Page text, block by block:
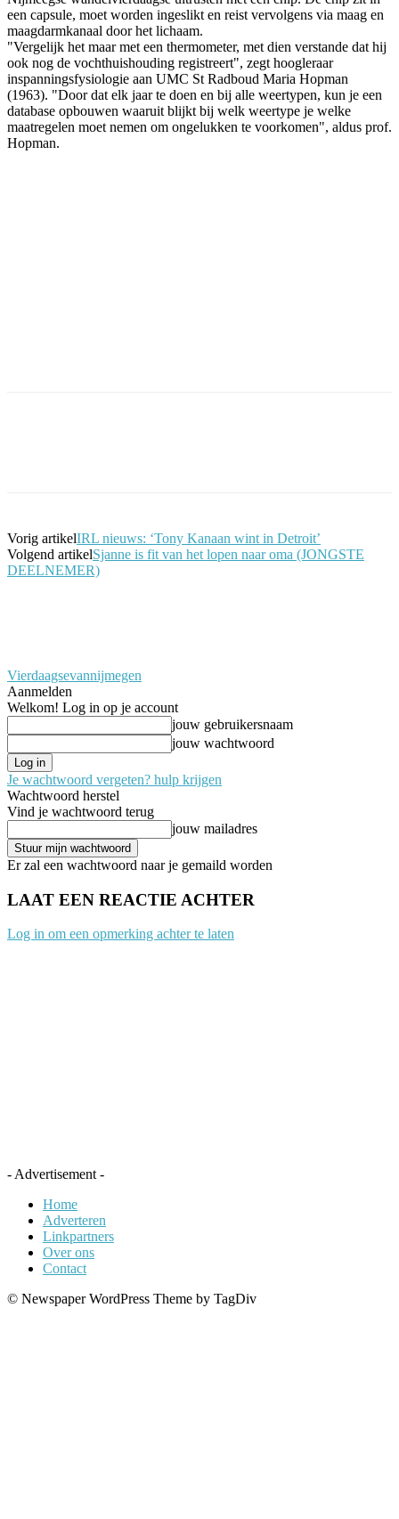
een capsule, moet worden ingeslikt en reist vervolgens via maag en
maagdarmkanaal door het lichaam.
"Vergelijk het maar met een thermometer, met dien verstande dat hij
ook nog de vochthuishouding registreert", zegt hoogleraar
inspanningsfysiologie aan UMC St Radboud Maria Hopman
(1963). "Door dat elk jaar te doen en bij alle weertypen, kun je een
database opbouwen waaruit blijkt bij welk weertype je welke
maatregelen moet nemen om ongelukken te voorkomen", aldus prof.
Hopman.
Vorig artikelIRL nieuws: ‘Tony Kanaan wint in Detroit’
Volgend artikelSjanne is fit van het lopen naar oma (JONGSTE
DEELNEMER)
Vierdaagsevannijmegen
Aanmelden
Welkom! Log in op je account
jouw gebruikersnaam
jouw wachtwoord
Je wachtwoord vergeten? hulp krijgen
Wachtwoord herstel
Vind je wachtwoord terug
jouw mailadres
Er zal een wachtwoord naar je gemaild worden
LAAT EEN REACTIE ACHTER
Log in om een opmerking achter te laten
- Advertisement -
Home
Adverteren
Linkpartners
Over ons
Contact
© Newspaper WordPress Theme by TagDiv